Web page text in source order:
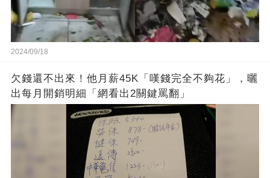
2024/09/18
欠錢還不出來！他月薪45K「嘆錢完全不夠花」，曬
出每月開銷明細「網看出2關鍵罵翻」